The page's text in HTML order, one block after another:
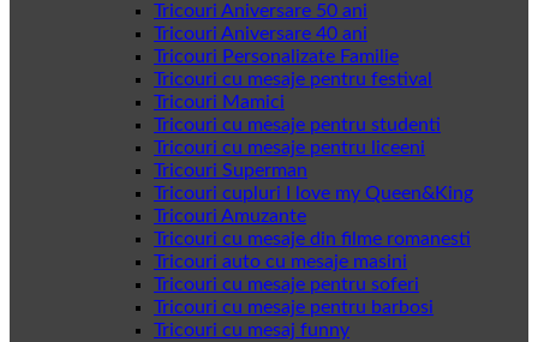
Tricouri Aniversare 50 ani
Tricouri Aniversare 40 ani
Tricouri Personalizate Familie
Tricouri cu mesaje pentru festival
Tricouri Mamici
Tricouri cu mesaje pentru studenti
Tricouri cu mesaje pentru liceeni
Tricouri Superman
Tricouri cupluri I love my Queen&King
Tricouri Amuzante
Tricouri cu mesaje din filme romanesti
Tricouri auto cu mesaje masini
Tricouri cu mesaje pentru soferi
Tricouri cu mesaje pentru barbosi
Tricouri cu mesaj funny